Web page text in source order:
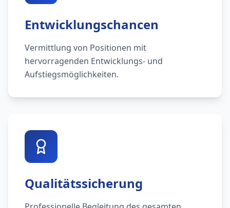
Entwicklungschancen
Vermittlung von Positionen mit
hervorragenden Entwicklungs- und
Aufstiegsmöglichkeiten.
Qualitätssicherung